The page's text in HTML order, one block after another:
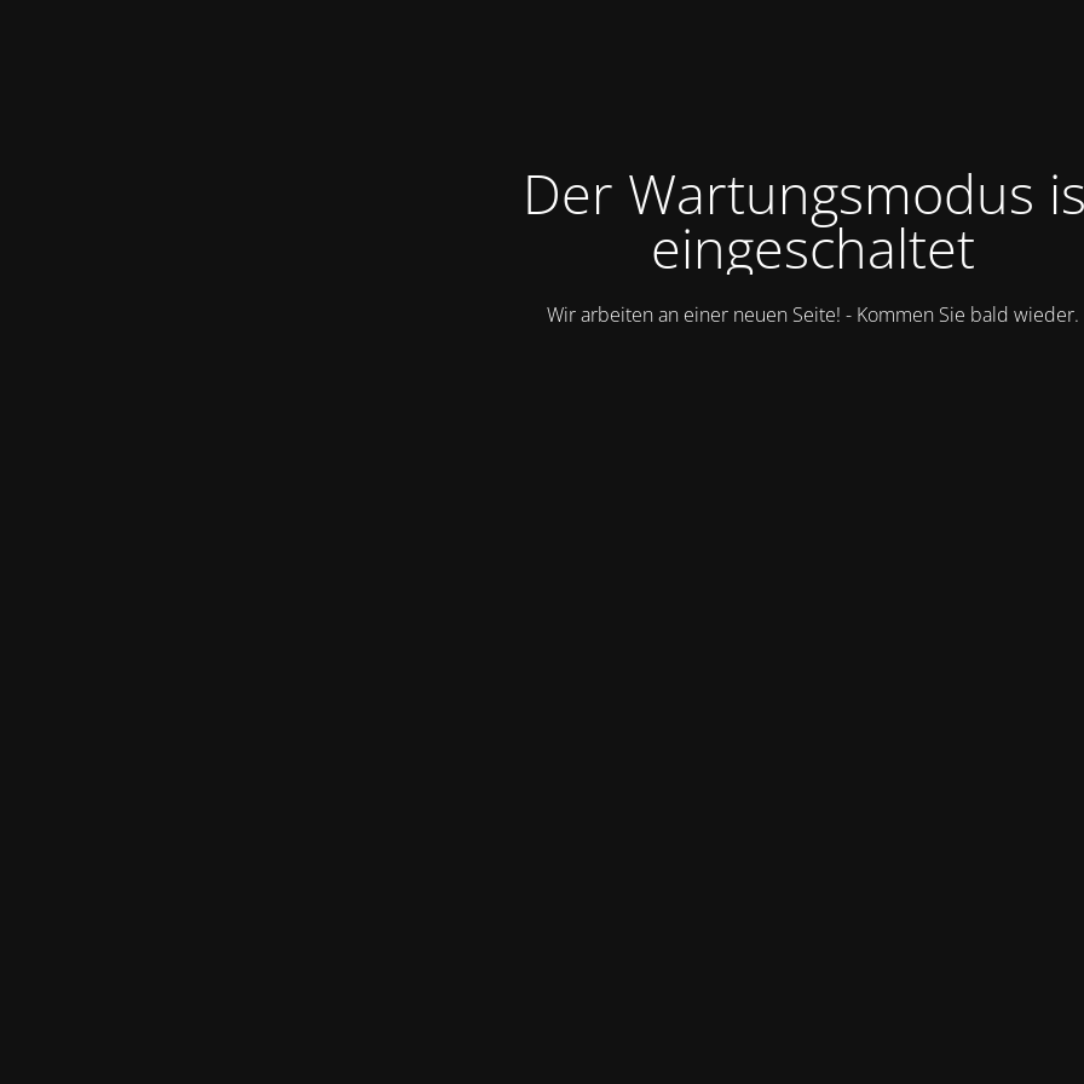
Der Wartungsmodus
eingeschaltet
Wir arbeiten an einer neuen Seite! - Kommen Sie bald wieder.